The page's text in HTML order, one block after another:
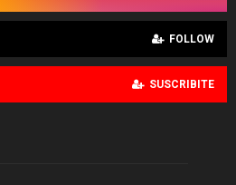
FOLLOW
SUSCRIBITE